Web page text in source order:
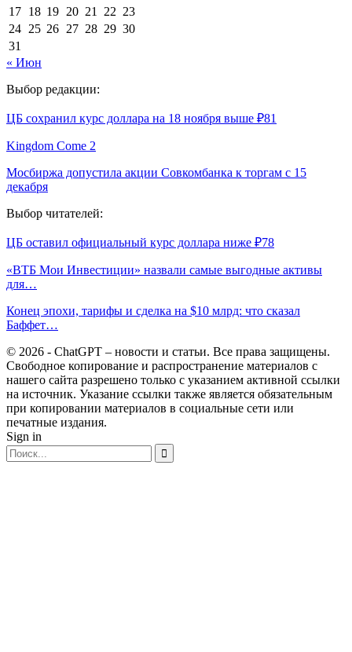
17 18 19 20 21 22 23
24 25 26 27 28 29 30
31
« Июн
Выбор редакции:
ЦБ сохранил курс доллара на 18 ноября выше ₽81
Kingdom Come 2
Мосбиржа допустила акции Совкомбанка к торгам с 15
декабря
Выбор читателей:
ЦБ оставил официальный курс доллара ниже ₽78
«ВТБ Мои Инвестиции» назвали самые выгодные активы
для…
Конец эпохи, тарифы и сделка на $10 млрд: что сказал
Баффет…
© 2026 - ChatGPT – новости и статьи. Все права защищены.
Свободное копирование и распространение материалов с
нашего сайта разрешено только с указанием активной ссылки
на источник. Указание ссылки также является обязательным
при копировании материалов в социальные сети или
печатные издания.
Sign in